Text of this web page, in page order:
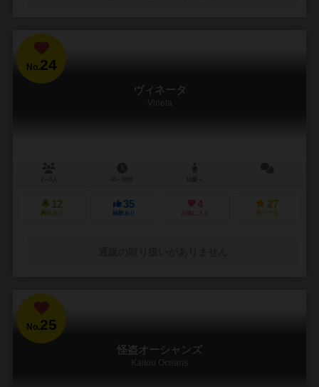
No.24
ヴィネータ
Vineta
12
興味あり
35
経験あり
4
お気に入り
27
持ってる
No.25
怪盗オーシャンズ
Kaitou Oceans